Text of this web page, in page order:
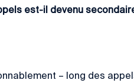
est-il devenu
– long des